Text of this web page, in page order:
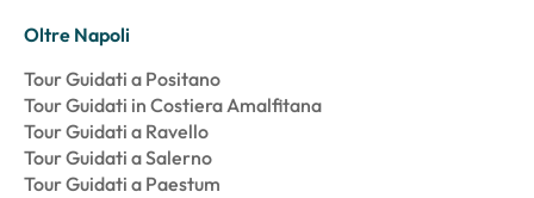
Oltre Napoli
Tour Guidati a Positano
Tour Guidati in Costiera Amalfitana
Tour Guidati a Ravello
Tour Guidati a Salerno
Tour Guidati a Paestum